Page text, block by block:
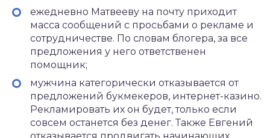
ежедневно Матвееву на почту приходит
масса сообщений с просьбами о рекламе и
сотрудничестве. По словам блогера, за все
предложения у него ответственен
помощник;
мужчина категорически отказывается от
предложений букмекеров, интернет-казино.
Рекламировать их он будет, только если
совсем останется без денег. Также Евгений